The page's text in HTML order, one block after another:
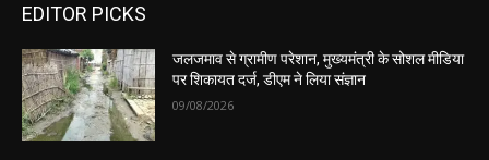
EDITOR PICKS
जलजमाव से ग्रामीण परेशान, मुख्यमंत्री के सोशल मीडिया
पर शिकायत दर्ज, डीएम ने लिया संज्ञान
09/08/2026